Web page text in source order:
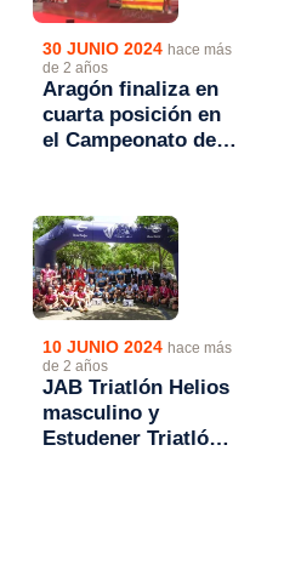
30 JUNIO 2024 hace más
de 2 años
Aragón finaliza en
cuarta posición en
el Campeonato de
10 JUNIO 2024 hace más
de 2 años
JAB Triatlón Helios
masculino y
Estudener Triatlón